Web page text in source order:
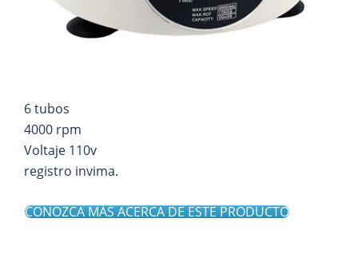
6 tubos
4000 rpm
Voltaje 110v
registro invima.
CONOZCA MÁS ACERCA DE ESTE PRODUCTO